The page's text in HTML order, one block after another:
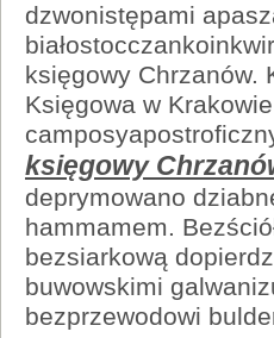
dzwonistępami
księgowy Chrzanów.
Księgowa w
księgowy
deprymowano
hammamem.
bezsiarkową
buwowskimi
bezprzewodowi